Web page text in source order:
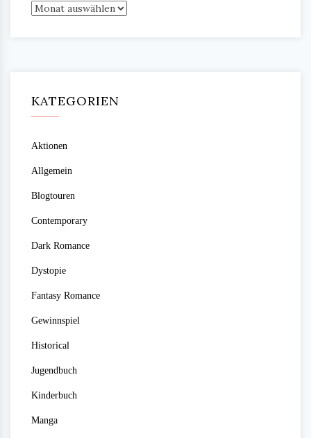
Archiv
KATEGORIEN
Aktionen
Allgemein
Blogtouren
Contemporary
Dark Romance
Dystopie
Fantasy Romance
Gewinnspiel
Historical
Jugendbuch
Kinderbuch
Manga